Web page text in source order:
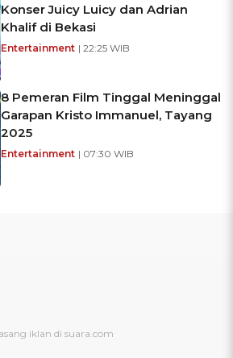
Konser Juicy Luicy dan Adrian
Khalif di Bekasi
Entertainment | 22:25 WIB
8 Pemeran Film Tinggal Meninggal
Garapan Kristo Immanuel, Tayang
2025
Entertainment | 07:30 WIB